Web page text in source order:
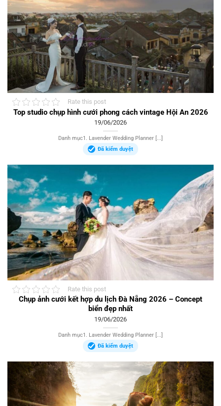
Rate this post
Top studio chụp hình cưới phong cách vintage Hội An 2026
19/06/2026
Danh mục1. Lavender Wedding Planner [...]
Đã kiểm duyệt
Rate this post
Chụp ảnh cưới kết hợp du lịch Đà Nẵng 2026 – Concept
biển đẹp nhất
19/06/2026
Danh mục1. Lavender Wedding Planner [...]
Đã kiểm duyệt